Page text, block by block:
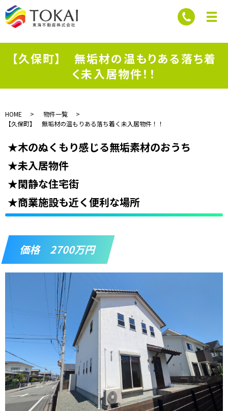
【久保町】 無垢材の温もりある落ち着
く未入居物件！！
HOME
物件一覧
【久保町】 無垢材の温もりある落ち着く未入居物件！！
★木のぬくもり感じる無垢素材のおうち
★未入居物件
★閑静な住宅街
★商業施設も近く便利な場所
価格 2700万円